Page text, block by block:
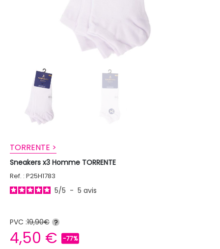
TORRENTE >
Sneakers x3 Homme TORRENTE
Ref. : P25H1783
5/5 - 5 avis
PVC :19,90€ ?
4,50 € -77%